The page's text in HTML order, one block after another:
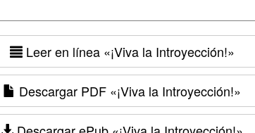
Leer en línea«¡Viva la Introyección!»
Descargar PDF «¡Viva la Introyección!»